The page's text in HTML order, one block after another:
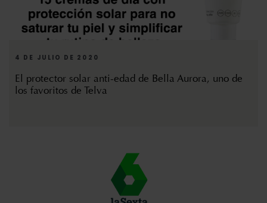
4 DE JULIO DE 2020
El protector solar anti-edad de Bella Aurora, uno de
los favoritos de Telva